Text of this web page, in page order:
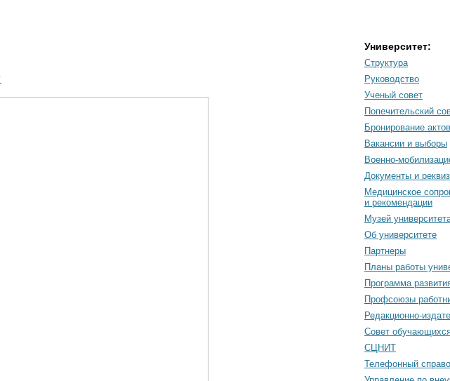
Университет:
Структура
Руководство
Ученый совет
Попечительский
Бронирование
Вакансии и выборы
Военно-
Документы и
Медицинское
и рекомендации
Музей
Об университете
Партнеры
Планы работы
Программа
Профсоюзы
Редакционно-
Cовет
СЦНИТ
Телефонный